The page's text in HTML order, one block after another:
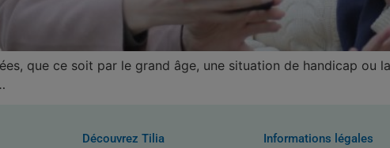
que ce soit par le grand âge, une situation de handicap ou
Découvrez Tilia Informations légales